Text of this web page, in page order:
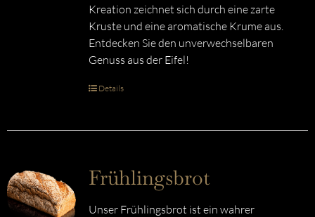
Kreation zeichnet sich durch eine zarte
Kruste und eine aromatische Krume aus.
Entdecken Sie den unverwechselbaren
Genuss aus der Eifel!
Details
Frühlingsbrot
Unser Frühlingsbrot ist ein wahrer